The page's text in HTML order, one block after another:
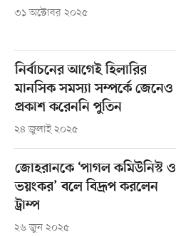
৩১ অক্টোবর ২০২৫
নির্বাচনের আগেই হিলারির
মানসিক সমস্যা সম্পর্কে জেনেও
প্রকাশ করেননি পুতিন
২৪ জুলাই ২০২৫
জোহরানকে ‘পাগল কমিউনিস্ট ও
ভয়ংকর’ বলে বিদ্রূপ করলেন
ট্রাম্প
২৬ জুন ২০২৫